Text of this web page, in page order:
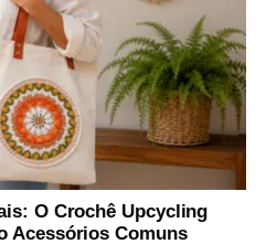
O Crochê Upcycling
Acessórios Comuns